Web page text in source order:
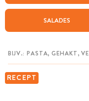
SALADES
RECEPT
WEEKMENU
CHAT MET MAIA
MIJN BEWAARDE RECEPTEN